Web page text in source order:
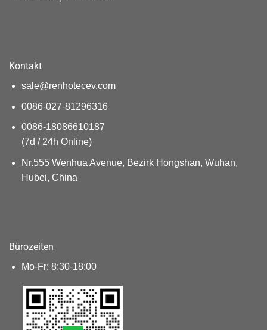
Kontakt
sale@renhotecev.com
0086-027-81296316
0086-18086610187
(7d / 24h Online)
Nr.555 Wenhua Avenue, Bezirk Hongshan, Wuhan,
Hubei, China
Bürozeiten
Mo-Fr: 8:30-18:00